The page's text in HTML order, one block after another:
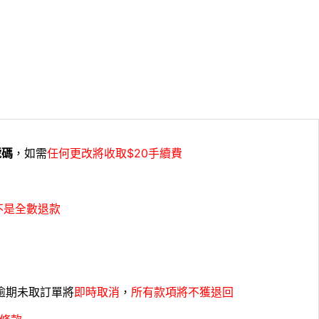
，如需任何更改將收取$20手續費
是全數退款
期未取訂單將即時取消 ， 所有款項將不獲退回